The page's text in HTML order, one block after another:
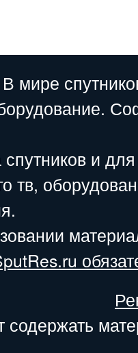
В мире
и
тв,
содержать